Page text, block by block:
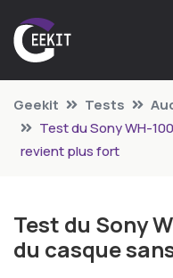
Geekit Tests
Test du Sony WH-
revient plus fort
Test du Sony
du casque